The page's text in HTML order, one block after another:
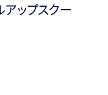
アップスクー